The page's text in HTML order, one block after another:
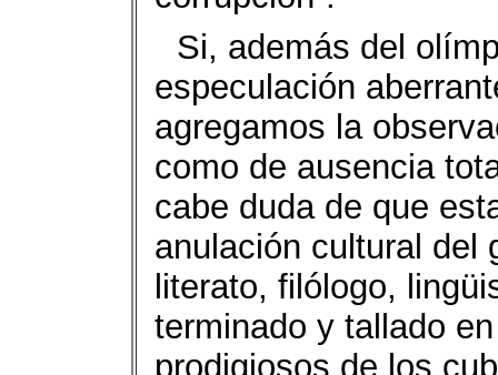
Si, además del
especulación
agregamos la
como de ausencia
cabe duda de que
anulación cultural del
literato, filólogo,
terminado y tallado
prodigiosos de los